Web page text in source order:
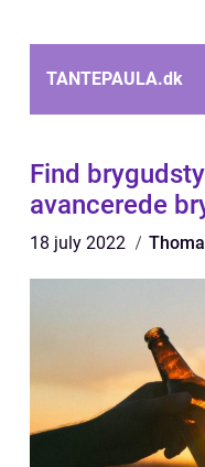
TANTEPAULA.dk
Find
avancerede
18 july 2022